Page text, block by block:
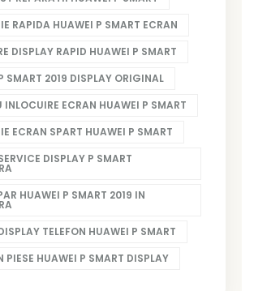
RAPIDA HUAWEI P SMART ECRAN
DISPLAY RAPID HUAWEI P SMART
SMART 2019 DISPLAY ORIGINAL
INLOCUIRE ECRAN HUAWEI P SMART
ECRAN SPART HUAWEI P SMART
DISPLAY P SMART
HUAWEI P SMART 2019 IN
TELEFON HUAWEI P SMART
PIESE HUAWEI P SMART DISPLAY